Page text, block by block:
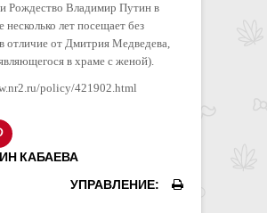
Рождество Владимир Путин в
несколько лет посещает без
отличие от Дмитрия Медведева,
в храме с женой).
policy/421902.html
КАБАЕВА
УПРАВЛЕНИЕ: